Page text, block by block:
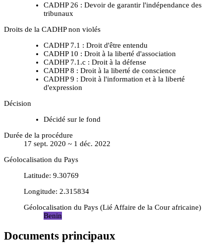
CADHP 26 : Devoir de garantir l'indépendance des
tribunaux
Droits de la CADHP non violés
CADHP 7.1 : Droit d'être entendu
CADHP 10 : Droit à la liberté d'association
CADHP 7.1.c : Droit à la défense
CADHP 8 : Droit à la liberté de conscience
CADHP 9 : Droit à l'information et à la liberté
d'expression
Décision
Décidé sur le fond
Durée de la procédure
17 sept. 2020 ~ 1 déc. 2022
Géolocalisation du Pays
Latitude: 9.30769
Longitude: 2.315834
Géolocalisation du Pays (Lié Affaire de la Cour africaine)
Benin
Documents principaux